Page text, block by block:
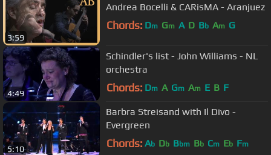
3:59
Andrea Bocelli & CARisMA - Aranjuez
Chords: Dm Gm A D Bb Am G
4:49
Schindler's list - John Williams - NL
orchestra
Chords: Dm A Gm Am E B F
5:10
Barbra Streisand with Il Divo -
Evergreen
Chords: Ab Db Bbm Bb Cm Eb Fm